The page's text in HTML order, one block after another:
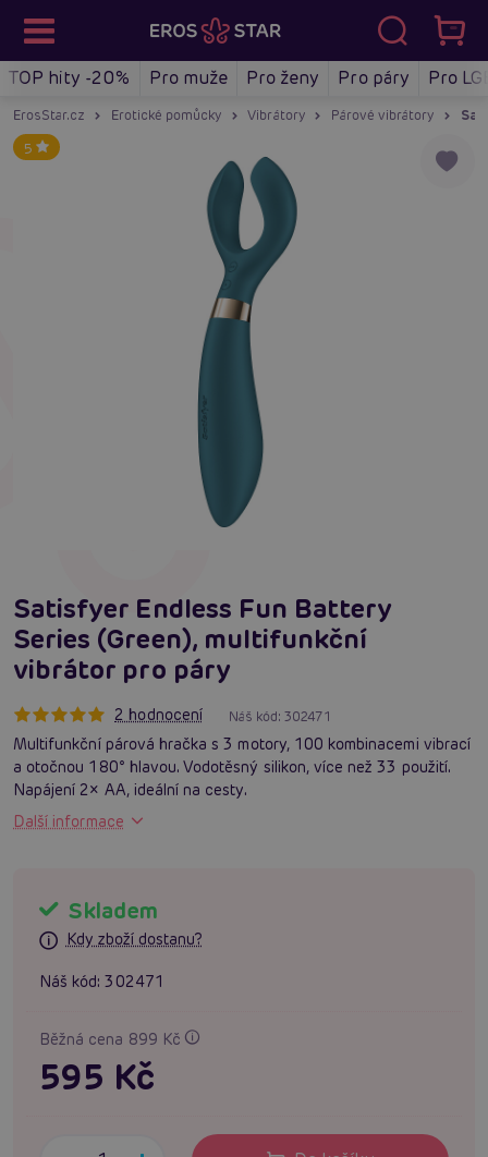
TOP hity -20% Pro muže Pro ženy Pro páry Pro
ErosStar.cz Erotické pomůcky Vibrátory Párové vibrátory
5
Satisfyer Endless Fun Battery
Series (Green), multifunkční
vibrátor pro páry
2 hodnocení Náš kód:302471
Multifunkční párová hračka s 3 motory, 100 kombinacemi vibrací
a otočnou 180° hlavou. Vodotěsný silikon, více než 33 použití.
Napájení 2× AA, ideální na cesty.
Další informace
Skladem
Kdy zboží dostanu?
Náš kód: 302471
Běžná cena 899 Kč
595 Kč